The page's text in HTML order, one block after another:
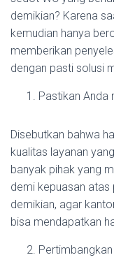
demikian? Karena
kemudian hanya
memberikan
dengan pasti solusi
Pastikan Anda
Disebutkan bahwa
kualitas layanan
banyak pihak yang
demi kepuasan atas
demikian, agar
bisa mendapatkan